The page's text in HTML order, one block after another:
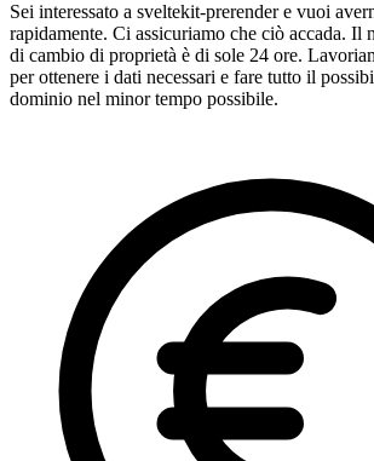
Sei interessato a sveltekit-prerender e vuoi
rapidamente. Ci assicuriamo che ciò accada. Il
di cambio di proprietà è di sole 24 ore.
per ottenere i dati necessari e fare tutto il
dominio nel minor tempo possibile.